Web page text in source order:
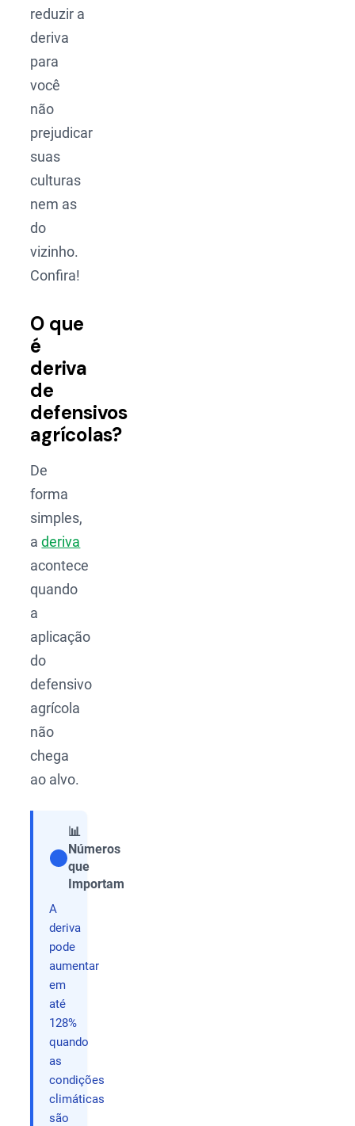
reduzir a
deriva
para
você
não
prejudicar
suas
culturas
nem as
do
vizinho.
Confira!
O que
é
deriva
de
defensivos
agrícolas?
De
forma
simples,
aderiva
acontece
quando
a
aplicação
do
defensivo
agrícola
não
chega
ao alvo.
📊
Números
que
Importam
A
deriva
pode
aumentar
em
até
128%
quando
as
condições
climáticas
são